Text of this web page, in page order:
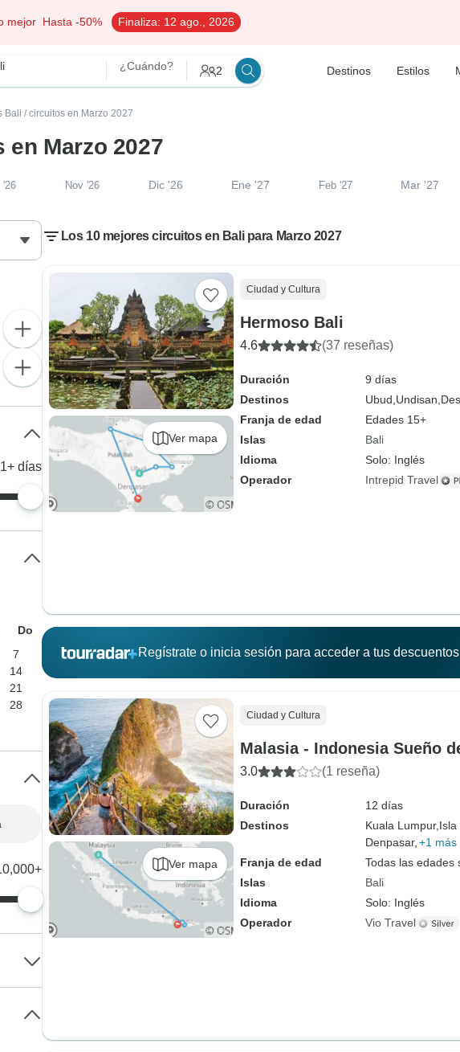
mejor Hasta -50% Finaliza: 12 ago., 2026
¿Cuándo? 2 Destinos Estilos
Bali / circuitos en Marzo 2027
Marzo 2027
'26 Nov '26 Dic '26 Ene '27 Feb '27 Mar '27
Los 10 mejores circuitos en Bali para Marzo 2027
Ver mapa
Ciudad y Cultura
Hermoso Bali
4.6 (37 reseñas)
Duración
9 días
Destinos
Ubud, Undisan,
Franja de edad
Edades 15+
Islas
Bali
Idioma
Solo: Inglés
Operador
Intrepid Travel
Regístrate o inicia sesión para acceder a tus
Ver mapa
Ciudad y Cultura
Malasia - Indonesia Sueño
3.0 (1 reseña)
Duración
12 días
Destinos
Kuala Lumpur, Isla
Denpasar, +1 más
Franja de edad
Todas las edades
Islas
Bali
Idioma
Solo: Inglés
Operador
Vio Travel
días
Do
7
14
21
28